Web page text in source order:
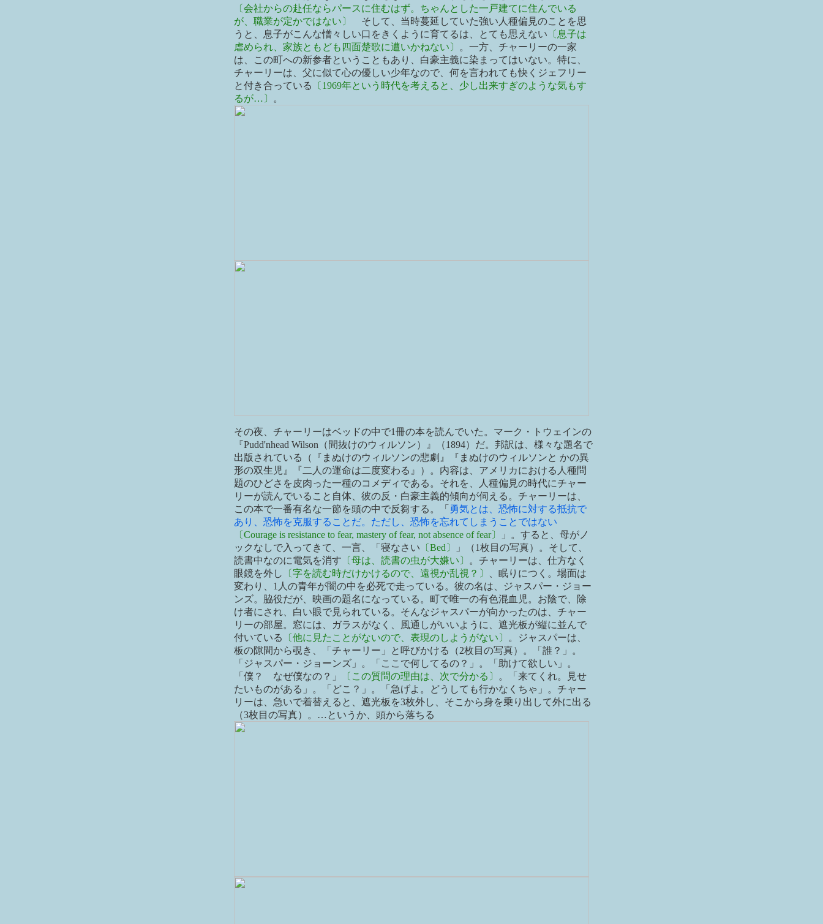
〔会社からの赴任ならパースに住むはず。ちゃんとした一戸建てに住んでいる
が、職業が定かではない〕
そして、当時蔓延していた強い人種偏見のことを思
うと、息子がこんな憎々しい口をきくように育てるは、とても思えない 〔息子は
虐められ、家族ともども四面楚歌に遭いかねない〕
。一方、チャーリーの一家
は、この町への新参者ということもあり、白豪主義に染まってはいない。特に、
チャーリーは、父に似て心の優しい少年なので、何を言われても快くジェフリー
と付き合っている
〔1969年という時代を考えると、少し出来すぎのような気もす
るが…〕
。
その夜、チャーリーはベッドの中で1冊の本を読んでいた。マーク・トウェインの
『Pudd'nhead Wilson（間抜けのウィルソン）』（1894）だ。邦訳は、様々な題名で
出版されている（『まぬけのウィルソンの悲劇』『まぬけのウィルソンと かの異
形の双生児』『二人の運命は二度変わる』）。内容は、アメリカにおける人種問
題のひどさを皮肉った一種のコメディである。それを、人種偏見の時代にチャー
リーが読んでいること自体、彼の反・白豪主義的傾向が伺える。チャーリーは、
この本で一番有名な一節を頭の中で反芻する。「 勇気とは、恐怖に対する抵抗で
あり、恐怖を克服することだ。ただし、恐怖を忘れてしまうことではない
〔Courage is resistance to fear, mastery of fear, not absence of fear〕
」。すると、母がノ
ックなしで入ってきて、一言、「寝なさい 〔Bed〕
」（1枚目の写真）。そして、
読書中なのに電気を消す 〔母は、読書の虫が大嫌い〕
。チャーリーは、仕方なく
眼鏡を外し
〔字を読む時だけかけるので、遠視か乱視？〕
、眠りにつく。場面は
変わり、1人の青年が闇の中を必死で走っている。彼の名は、ジャスパー・ジョー
ンズ。脇役だが、映画の題名になっている。町で唯一の有色混血児。お陰で、除
け者にされ、白い眼で見られている。そんなジャスパーが向かったのは、チャー
リーの部屋。窓には、ガラスがなく、風通しがいいように、遮光板が縦に並んで
付いている
〔他に見たことがないので、表現のしようがない〕
。ジャスパーは、
板の隙間から覗き、「チャーリー」と呼びかける（2枚目の写真）。「誰？」。
「ジャスパー・ジョーンズ」。「ここで何してるの？」。「助けて欲しい」。
「僕？ なぜ僕なの？」
〔この質問の理由は、次で分かる〕
。「来てくれ。見せ
たいものがある」。「どこ？」。「急げよ。どうしても行かなくちゃ」。チャー
リーは、急いで着替えると、遮光板を3枚外し、そこから身を乗り出して外に出る
（3枚目の写真）。…というか、頭から落ちる